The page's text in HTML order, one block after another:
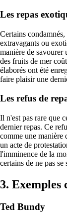
Les repas
Certains
extravagants ou
manière de savourer
des fruits de mer
élaborés ont été
faire plaisir une
Les refus de
Il n'est pas rare que
dernier repas. Ce
comme une manière
un acte de
l'imminence de la
certains de ne pas
3. Exemples
Ted Bundy